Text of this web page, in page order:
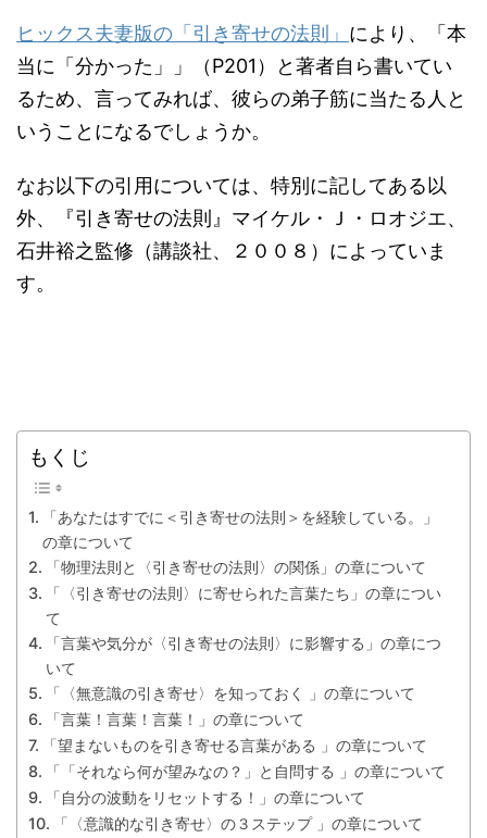
ヒックス夫妻版の「引き寄せの法則」 により、「本
当に「分かった」」（P201）と著者自ら書いてい
るため、言ってみれば、彼らの弟子筋に当たる人と
いうことになるでしょうか。
なお以下の引用については、特別に記してある以
外、『引き寄せの法則』マイケル・Ｊ・ロオジエ、
石井裕之監修（講談社、２００８）によっていま
す。
もくじ
「あなたはすでに＜引き寄せの法則＞を経験している。」
の章について
「物理法則と〈引き寄せの法則〉の関係」の章について
「〈引き寄せの法則〉に寄せられた言葉たち」の章につい
て
「言葉や気分が〈引き寄せの法則〉に影響する」の章につ
いて
「〈無意識の引き寄せ〉を知っておく 」の章について
「言葉！言葉！言葉！」の章について
「望まないものを引き寄せる言葉がある 」の章について
「「それなら何が望みなの？」と自問する 」の章について
「自分の波動をリセットする！」の章について
「〈意識的な引き寄せ〉の３ステップ 」の章について